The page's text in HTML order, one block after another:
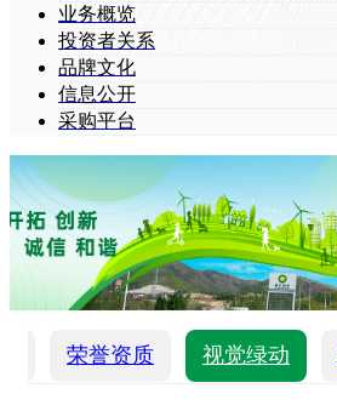
业务概览
投资者关系
品牌文化
信息公开
采购平台
荣誉资质 视觉绿动